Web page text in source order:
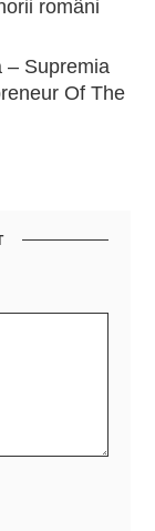
români
– Supremia
Of The